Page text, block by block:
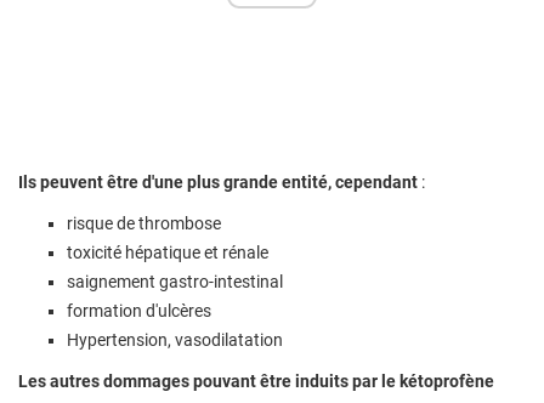
Ils peuvent être d'une plus grande entité, cependant :
risque de thrombose
toxicité hépatique et rénale
saignement gastro-intestinal
formation d'ulcères
Hypertension, vasodilatation
Les autres dommages pouvant être induits par le kétoprofène